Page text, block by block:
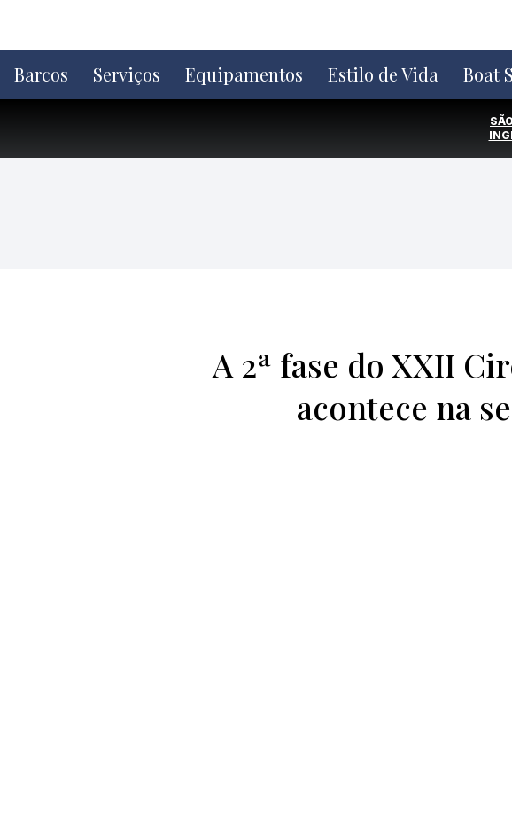
o
conteúdo
Barcos Serviços Equipamentos Estilo de Vida Boat
A 2ª fase do XXII
acontece na